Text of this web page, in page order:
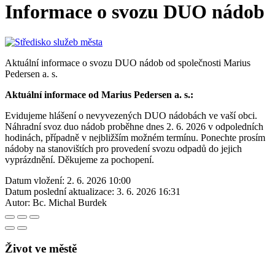
Informace o svozu DUO nádob
Aktuální informace o svozu DUO nádob od společnosti Marius
Pedersen a. s.
Aktuální informace od Marius Pedersen a. s.:
Evidujeme hlášení o nevyvezených DUO nádobách ve vaší obci.
Náhradní svoz duo nádob proběhne dnes 2. 6. 2026 v odpoledních
hodinách, případně v nejbližším možném termínu. Ponechte prosím
nádoby na stanovištích pro provedení svozu odpadů do jejich
vyprázdnění. Děkujeme za pochopení.
Datum vložení: 2. 6. 2026 10:00
Datum poslední aktualizace: 3. 6. 2026 16:31
Autor: Bc. Michal Burdek
Život ve městě